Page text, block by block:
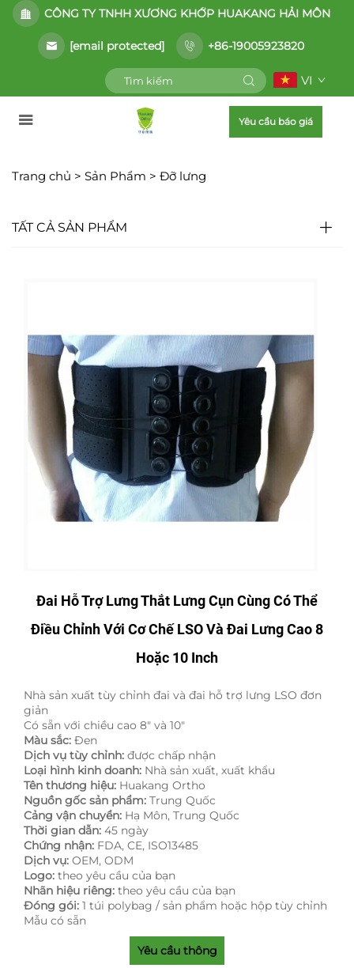
CÔNG TY TNHH XƯƠNG KHỚP HUAKANG HẢI MÔN
[email protected] +86-19005923820
VI
Yêu cầu báo giá
Trang chủ > Sản Phẩm > Đỡ lưng
TẤT CẢ SẢN PHẨM
Đai Hỗ Trợ Lưng Thắt Lưng Cụn Cùng Có Thể
Điều Chỉnh Với Cơ Chế LSO Và Đai Lưng Cao 8
Hoặc 10 Inch
Nhà sản xuất tùy chỉnh đai và đai hỗ trợ lưng LSO đơn
giản
Có sẵn với chiều cao 8" và 10"
Màu sắc: Đen
Dịch vụ tùy chỉnh: được chấp nhận
Loại hình kinh doanh: Nhà sản xuất, xuất khẩu
Tên thương hiệu: Huakang Ortho
Nguồn gốc sản phẩm: Trung Quốc
Cảng vận chuyển: Hạ Môn, Trung Quốc
Thời gian dẫn: 45 ngày
Chứng nhận: FDA, CE, ISO13485
Dịch vụ: OEM, ODM
Logo: theo yêu cầu của bạn
Nhãn hiệu riêng: theo yêu cầu của bạn
Đóng gói: 1 túi polybag / sản phẩm hoặc hộp tùy chỉnh
Mẫu có sẵn
Yêu cầu thông